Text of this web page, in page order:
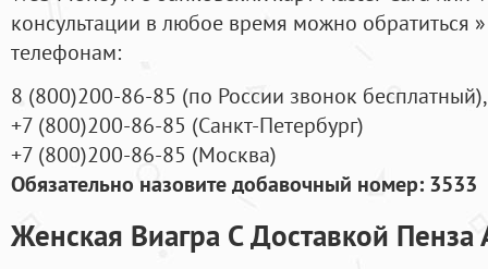
консультации в любое время можно обратиться
телефонам:
8 (800)200-86-85 (по России звонок бесплатный),
+7 (800)200-86-85 (Санкт-Петербург)
+7 (800)200-86-85 (Москва)
Обязательно назовите добавочный номер: 3533
Женская Виагра С Доставкой